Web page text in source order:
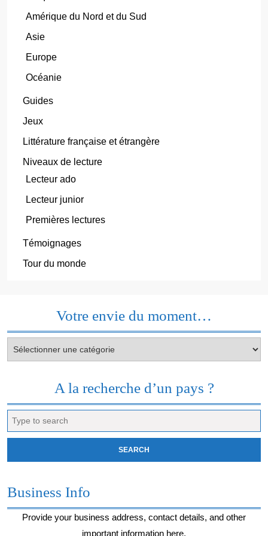
Amérique du Nord et du Sud
Asie
Europe
Océanie
Guides
Jeux
Littérature française et étrangère
Niveaux de lecture
Lecteur ado
Lecteur junior
Premières lectures
Témoignages
Tour du monde
Votre envie du moment…
envie
A la recherche d’un pays ?
for:
Business Info
Provide your business address, contact details, and other
important information here.